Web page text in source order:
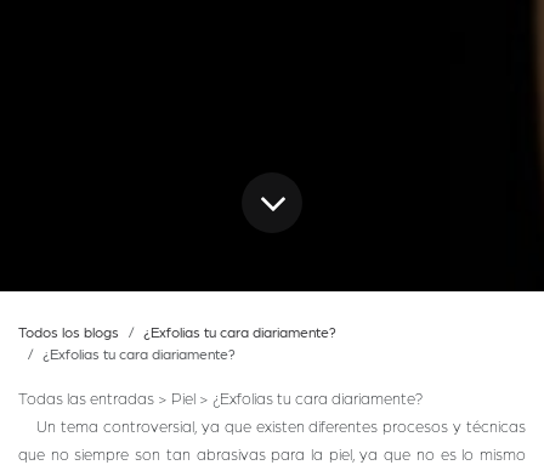
Todos los blogs
¿Exfolias tu cara diariamente?
¿Exfolias tu cara diariamente?
Todas las entradas > Piel > ¿Exfolias tu cara diariamente?
Un tema controversial, ya que existen diferentes procesos y técnicas
que no siempre son tan abrasivas para la piel, ya que no es lo mismo